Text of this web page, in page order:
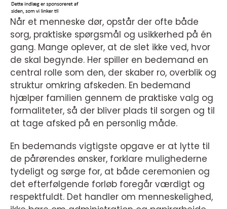
Når et menneske dør, opstår der ofte både
sorg, praktiske spørgsmål og usikkerhed på én
gang. Mange oplever, at de slet ikke ved, hvor
de skal begynde. Her spiller en bedemand en
central rolle som den, der skaber ro, overblik og
struktur omkring afskeden. En bedemand
hjælper familien gennem de praktiske valg og
formaliteter, så der bliver plads til sorgen og til
at tage afsked på en personlig måde.
En bedemands vigtigste opgave er at lytte til
de pårørendes ønsker, forklare mulighederne
tydeligt og sørge for, at både ceremonien og
det efterfølgende forløb foregår værdigt og
respektfuldt. Det handler om menneskelighed,